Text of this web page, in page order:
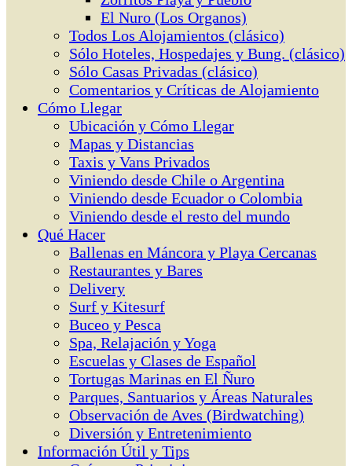
El Nuro (Los Organos)
Todos Los Alojamientos (clásico)
Sólo Hoteles, Hospedajes y Bung. (clásico)
Sólo Casas Privadas (clásico)
Comentarios y Críticas de Alojamiento
Cómo Llegar
Ubicación y Cómo Llegar
Mapas y Distancias
Taxis y Vans Privados
Viniendo desde Chile o Argentina
Viniendo desde Ecuador o Colombia
Viniendo desde el resto del mundo
Qué Hacer
Ballenas en Máncora y Playa Cercanas
Restaurantes y Bares
Delivery
Surf y Kitesurf
Buceo y Pesca
Spa, Relajación y Yoga
Escuelas y Clases de Español
Tortugas Marinas en El Ñuro
Parques, Santuarios y Áreas Naturales
Observación de Aves (Birdwatching)
Diversión y Entretenimiento
Información Útil y Tips